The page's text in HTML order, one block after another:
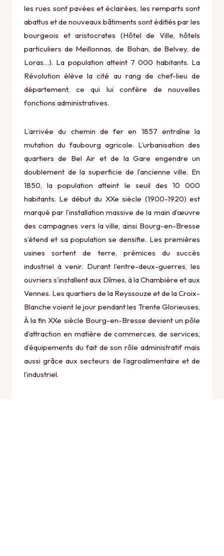
les rues sont pavées et éclairées, les remparts sont
abattus et de nouveaux bâtiments sont édifiés par les
bourgeois et aristocrates (Hôtel de Ville, hôtels
particuliers de Meillonnas, de Bohan, de Belvey, de
Loras…). La population atteint 7 000 habitants. La
Révolution élève la cité au rang de chef-lieu de
département, ce qui lui confère de nouvelles
fonctions administratives.
L’arrivée du chemin de fer en 1857 entraîne la
mutation du faubourg agricole. L’urbanisation des
quartiers de Bel Air et de la Gare engendre un
doublement de la superficie de l’ancienne ville. En
1850, la population atteint le seuil des 10 000
habitants. Le début du XXe siècle (1900-1920) est
marqué par l’installation massive de la main d’œuvre
des campagnes vers la ville, ainsi Bourg-en-Bresse
s’étend et sa population se densifie. Les premières
usines sortent de terre, prémices du succès
industriel à venir. Durant l’entre-deux-guerres, les
ouvriers s’installent aux Dîmes, à la Chambière et aux
Vennes. Les quartiers de la Reyssouze et de la Croix-
Blanche voient le jour pendant les Trente Glorieuses.
À la fin XXe siècle Bourg-en-Bresse devient un pôle
d’attraction en matière de commerces, de services,
d’équipements du fait de son rôle administratif mais
aussi grâce aux secteurs de l’agroalimentaire et de
l’industriel.